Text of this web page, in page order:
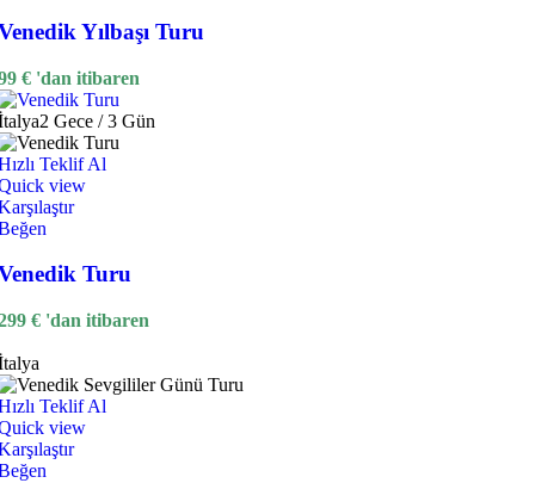
Yılbaşı Turu
€ 'dan itibaren
2 Gece / 3 Gün
Teklif Al
view
Turu
€ 'dan itibaren
Teklif Al
view